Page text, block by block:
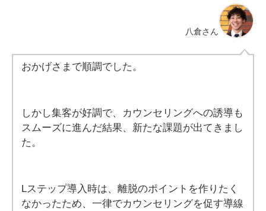
八倉さん
おかげさまで順調でした。
しかし集客が好調で、カウンセリングへの誘導も
スムーズに進んだ結果、新たな課題が出てきまし
た。
Lステップ導入時は、離脱のポイントを作りたく
なかったため、一律でカウンセリングを促す導線